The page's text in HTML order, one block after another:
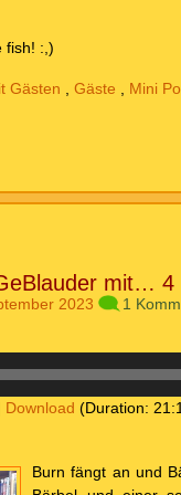
fish! :,)
Gästen ,Gäste Mini
mit… 4
2023 1
Download (Duration:
Burn fängt an und